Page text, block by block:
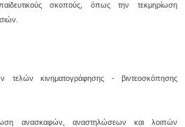
σκοπούς, όπως την τεκμηρίωση
κινηματογράφησης - βιντεοσκόπησης
ανασκαφών, αναστηλώσεων και λοιπών